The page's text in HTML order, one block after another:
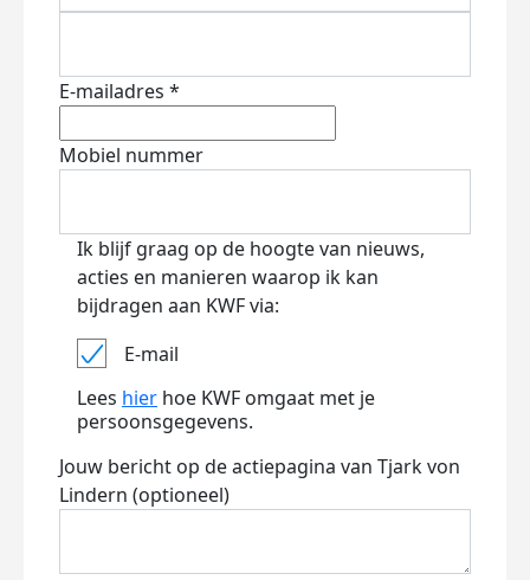
E-mailadres *
Mobiel nummer
Ik blijf graag op de hoogte van nieuws,
acties en manieren waarop ik kan
bijdragen aan KWF via:
E-mail
Lees hier hoe KWF omgaat met je
persoonsgegevens.
Jouw bericht op de actiepagina van Tjark von
Lindern (optioneel)